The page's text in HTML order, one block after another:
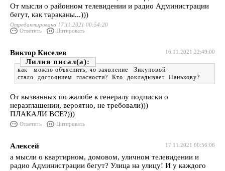
От мысли о районном телевидении и радио Администрации
бегут, как тараканы...)))
Отредактировано 17.11.2021 00:54:20
Ответить
Цитировать
16.11.2021 22:49:00
Виктор Киселев
Лилия
как можно объяснить, чо заявление Зикуновой
стало достоянием гласности? Кто докладывает Панькову?
От вызванных по жалобе к генералу подписки о
неразглашении, вероятно, не требовали)))
ПЛАКАЛИ ВСЕ?)))
Ответить Цитировать
17.11.2021 00:56:06
Алексей
а мысли о квартирном, домовом, уличном телевидении и
радио Администрации бегут? Улица на улицу! И у каждого